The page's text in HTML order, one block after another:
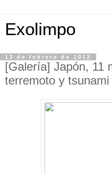
Exolimpo
13 de febrero de 2012
[Galería] Japón, 11
terremoto y tsunami